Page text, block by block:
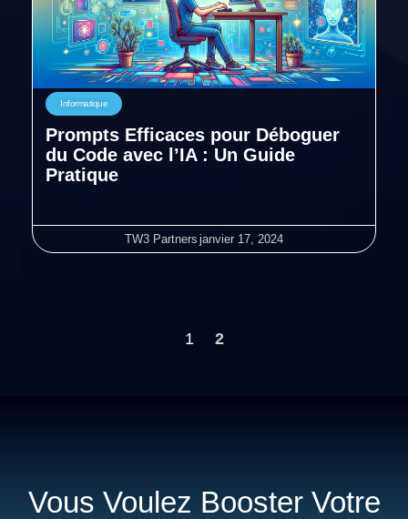
Informatique
Prompts Efficaces pour Déboguer
du Code avec l’IA : Un Guide
Pratique
TW3 Partners janvier 17, 2024
1 2
Vous Voulez Booster Votre